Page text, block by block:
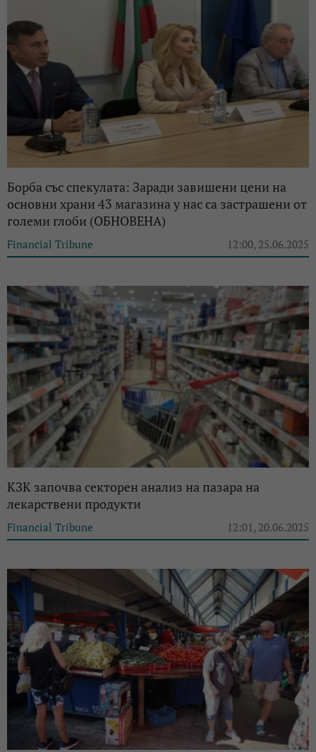
Борба със спекулата: Заради завишени цени на
основни храни 43 магазина у нас са застрашени от
големи глоби (ОБНОВЕНА)
Financial Tribune 12:00, 25.06.2025
КЗК започва секторен анализ на пазара на
лекарствени продукти
Financial Tribune 12:01, 20.06.2025